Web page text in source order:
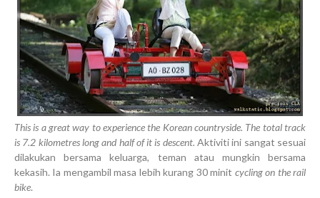
This is a great way to experience the Korean countryside. The total track
is 7.2 kilometres long and half of it is descent. Aktiviti ini sangat sesuai
dilakukan bersama keluarga, teman atau mungkin bersama
kekasih. Ia mengambil masa lebih kurang 30 minit cycling on the rail
bike.